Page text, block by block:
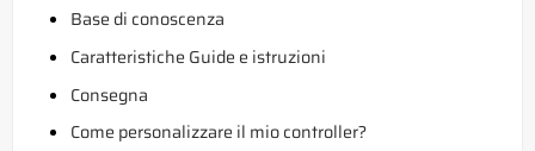
Base di conoscenza
Caratteristiche Guide e istruzioni
Consegna
Come personalizzare il mio controller?